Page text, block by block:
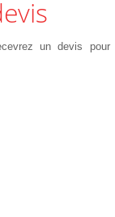
un devis pour